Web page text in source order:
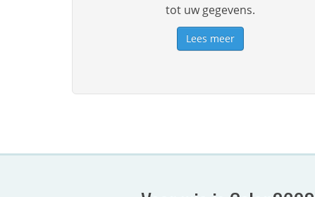
tot uw gegevens.
Lees meer